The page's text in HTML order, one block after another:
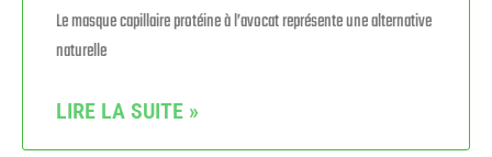
Le masque capillaire protéine à l’avocat représente une alternative
naturelle
LIRE LA SUITE »